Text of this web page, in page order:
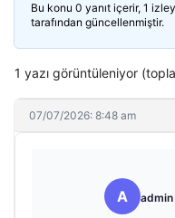
Bu konu 0 yanıt içerir, 1
tarafından güncellenmiştir.
1 yazı görüntüleniyor
07/07/2026: 8:48 am
A admin